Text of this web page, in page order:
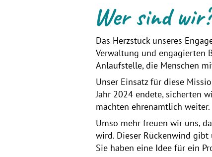
Wer sind wir?
Das Herzstück unseres
Verwaltung und engagierten
Anlaufstelle, die Menschen
Unser Einsatz für diese
Jahr 2024 endete, sicherten
machten ehrenamtlich weiter.
Umso mehr freuen wir uns,
wird. Dieser Rückenwind
Sie haben eine Idee für ein